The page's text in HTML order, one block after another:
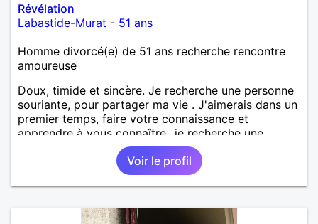
Révélation
Labastide-Murat - 51 ans
Homme divorcé(e) de 51 ans recherche rencontre
amoureuse
Doux, timide et sincère. Je recherche une personne
souriante, pour partager ma vie . J'aimerais dans un
premier temps, faire votre connaissance et
apprendre à vous connaître...je recherche une
personne sérieuse, douce, souriante, qui aime la
Voir le profil